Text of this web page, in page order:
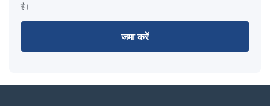
है।
जमा करें